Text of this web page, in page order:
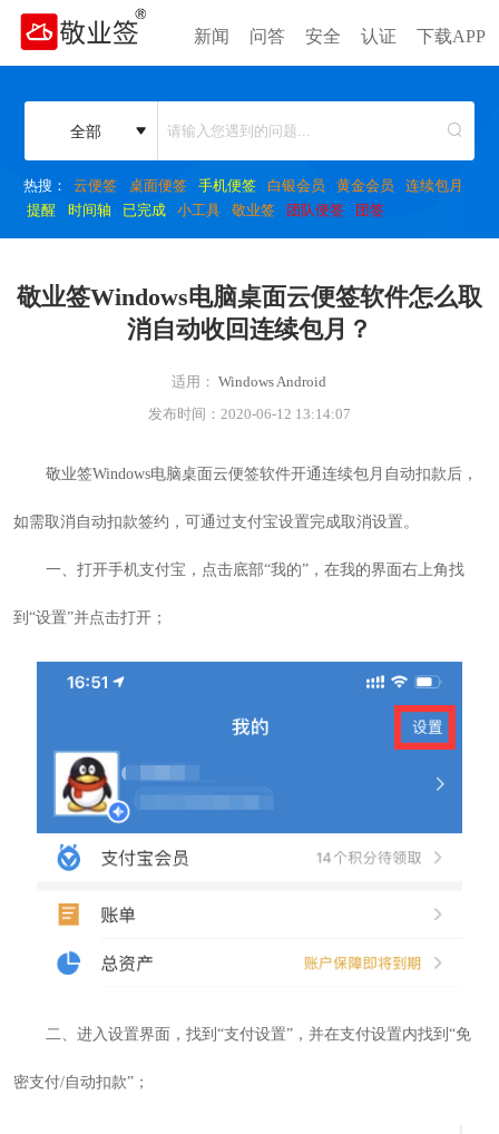
新闻 问答 安全 认证 下载APP
全部
热搜： 云便签 桌面便签 手机便签 白银会员 黄金会员
连续包月
提醒
时间轴 已完成 小工具 敬业签 团队便签 团签
敬业签Windows电脑桌面云便签软件怎么取
消自动收回连续包月？
适用：Windows Android
发布时间：2020-06-12 13:14:07
敬业签Windows电脑桌面云便签软件开通连续包月自动扣款后，
如需取消自动扣款签约，可通过支付宝设置完成取消设置。
一、打开手机支付宝，点击底部“我的”，在我的界面右上角找
到“设置”并点击打开；
二、进入设置界面，找到“支付设置”，并在支付设置内找到“免
密支付/自动扣款”；